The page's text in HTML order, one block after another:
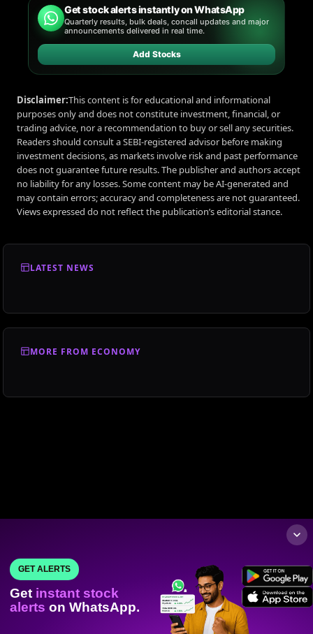
Get stock alerts instantly on WhatsApp
Quarterly results, bulk deals, concall updates and major
announcements delivered in real time.
Add Stocks
Disclaimer:This content is for educational and informational
purposes only and does not constitute investment, financial, or
trading advice, nor a recommendation to buy or sell any securities.
Readers should consult a SEBI-registered advisor before making
investment decisions, as markets involve risk and past performance
does not guarantee future results. The publisher and authors accept
no liability for any losses. Some content may be AI-generated and
may contain errors; accuracy and completeness are not guaranteed.
Views expressed do not reflect the publication’s editorial stance.
LATEST NEWS
MORE FROM ECONOMY
GET ALERTS
Get instant stock
alerts on WhatsApp.